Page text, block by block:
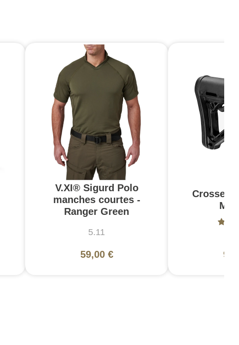
V.XI® Sigurd Polo
manches courtes -
Ranger Green
5.11
59,00 €
Crosse
Mil-